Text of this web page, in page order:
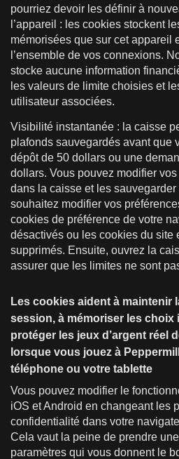
pourriez devoir les définir à
l’appareil : les cookies stockent
mémorisées que sur cet appareil
l’ensemble de vos connexions.
stocke aucune information
les valeurs de limite choisies et
utilisateur associées.
Visibilité instantanée : la caisse
plafonds sauvegardés avant que
dépôt de 50 dollars ou une
dollars. Vous pouvez modifier
dans la caisse et les
souhaitez modifier vos
cookies de préférence de votre
désactivés ou les cookies du site
supprimés. Ensuite, ouvrez la
assurer que les limites ne sont
Les cookies aident à maintenir
session, à mémoriser les choix
protéger les jeux d’argent réel
lorsque vous jouez à
téléphone ou votre tablette
Vous pouvez modifier le
iOS et Android en changeant les
confidentialité dans votre
Cela vaut la peine de prendre
paramètres qui vous donnent le